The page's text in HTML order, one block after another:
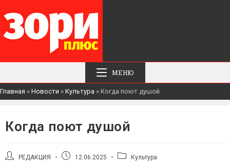
МЕНЮ
Главная » Новости » Культура » Когда поют душой
Когда поют душой
АвторРЕДАКЦИЯ
Запись12.06.2025
РубрикаКультура